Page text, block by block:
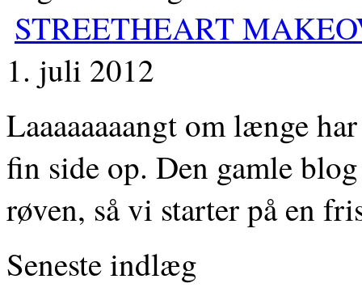
STREETHEART
1. juli 2012
Laaaaaaaangt om længe
fin side op. Den gamle
røven, så vi starter på en
Seneste indlæg